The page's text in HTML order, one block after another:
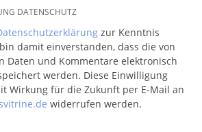
DATENSCHUTZ
zur Kenntnis
damit einverstanden, dass die von
Daten und Kommentare elektronisch
werden. Diese Einwilligung
Wirkung für die Zukunft per E-Mail an
widerrufen werden.